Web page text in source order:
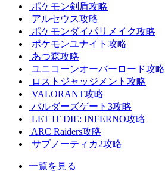
ポケモン剣盾攻略
アルセウス攻略
ポケモンダイパリメイク攻略
ポケモンユナイト攻略
あつ森攻略
ユニコーンオーバーロード攻略
ロストジャッジメント攻略
VALORANT攻略
バルダーズゲート3攻略
LET IT DIE: INFERNO攻略
ARC Raiders攻略
サブノーティカ2攻略
一覧を見る